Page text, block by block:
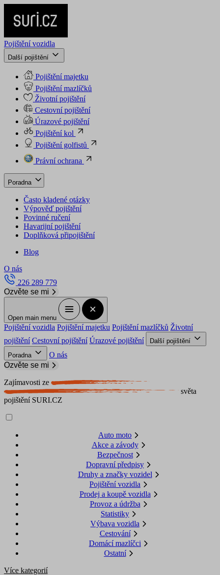
Pojištění vozidla
Další pojištění
Pojištění majetku
Pojištění mazlíčků
Životní pojištění
Cestovní pojištění
Úrazové pojištění
Pojištění kol
Pojištění golfistů
Právní ochrana
Poradna
Často kladené otázky
Výpověď pojištění
Povinné ručení
Havarijní pojištění
Doplňková připojištění
Blog
O nás
226 289 779
Ozvěte se mi
Open main menu
Pojištění vozidla Pojištění majetku Pojištění mazlíčků Životní
pojištění Cestovní pojištění Úrazové pojištění
Další pojištění
Poradna
O nás
Ozvěte se mi
Zajímavosti ze
světa
pojištění SURI.CZ
Auto moto
Akce a závody
Bezpečnost
Dopravní předpisy
Druhy a značky vozidel
Pojištění vozidla
Prodej a koupě vozidla
Provoz a údržba
Statistiky
Výbava vozidla
Cestování
Domácí mazlíčci
Ostatní
Více kategorií